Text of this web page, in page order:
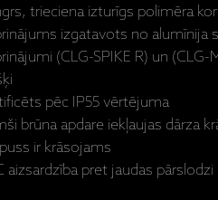
trieciena izturīgs polimēra
izgatavots no alumīnija
(CLG-SPIKE R) un
pēc IP55 vērtējuma
brūna apdare iekļaujas dārza
ir krāsojams
aizsardzība pret jaudas pārslodzi